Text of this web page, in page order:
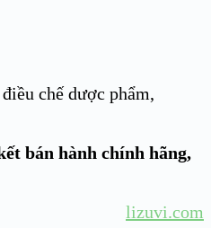
chế dược phẩm,
bán hành chính hãng,
lizuvi.com